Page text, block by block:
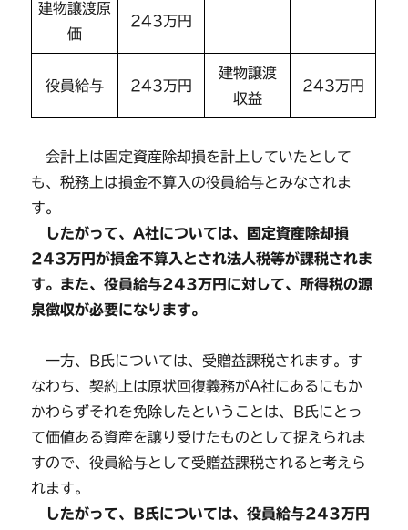
建物譲渡原
価
243万円
役員給与 243万円
建物譲渡
収益
243万円
会計上は固定資産除却損を計上していたとして
も、税務上は損金不算入の役員給与とみなされま
す。
したがって、A社については、固定資産除却損
243万円が損金不算入とされ法人税等が課税されま
す。また、役員給与243万円に対して、所得税の源
泉徴収が必要になります。
一方、B氏については、受贈益課税されます。す
なわち、契約上は原状回復義務がA社にあるにもか
かわらずそれを免除したということは、B氏にとっ
て価値ある資産を譲り受けたものとして捉えられま
すので、役員給与として受贈益課税されると考えら
れます。
したがって、B氏については、役員給与243万円